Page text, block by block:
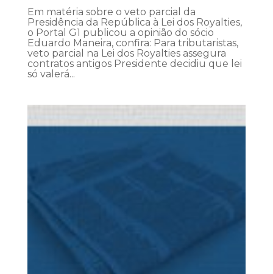
Em matéria sobre o veto parcial da
Presidência da República à Lei dos Royalties,
o Portal G1 publicou a opinião do sócio
Eduardo Maneira, confira: Para tributaristas,
veto parcial na Lei dos Royalties assegura
contratos antigos Presidente decidiu que lei
só valerá...